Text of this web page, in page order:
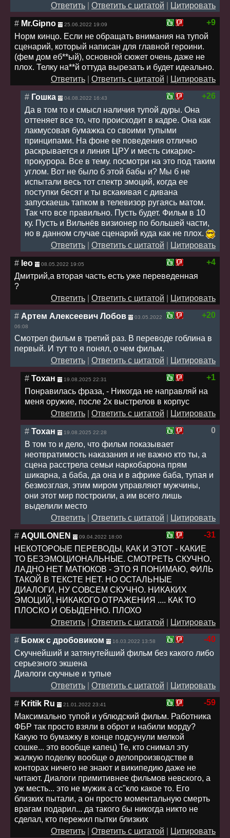
Ответить
Ответить с цитатой
Цитировать
+9
# Mr.Gipno 25.06.2022 19:09
Норм кинцо. Если не обращать внимания на тупой
сценарий, который написан для главной героини.
(фем дом еб**ый), основной сюжет очень даже не
плох. Телку на**й оттуда вырезать и будет идеально.
Ответить
Ответить с цитатой
Цитировать
+26
# Гошка 04.08.2022 16:43
Да в том то и смысл наличия тупой дуры. Она
оттеняет все то, что происходит в кадре. Она как
лакмусовая бумажка со своими тупыми
принципами. На фоне ее поведения отлично
раскрывается и линия ЦРУ и месть сикарио-
прокурора. Все в тему. посмотри на это под таким
углом. Вот не было б этой бабы и? Мы б не
испытали весь тот спектр эмоций, когда ее
поступки бесят и ты вскакивая с дивана
запускаешь тапком в телевизор ругаясь матом.
Так что все правильно. Пусть будет. Фильм в 10
ку. Пусть и Вильнёв визионер по большей части,
но в данном случае сценарий куда как не плох.
Ответить
Ответить с цитатой
Цитировать
+4
# leo 08.05.2022 19:05
Дмитрий,а вторая часть есть уже переведенная
?
Ответить
Ответить с цитатой
Цитировать
+20
# Артем Алексеевич Лобов
03.05.2022
06:08
Смотрел фильм в третий раз. В переводе гоблина в
первый. И тут то я понял, о чем фильм.
Ответить
Ответить с цитатой
Цитировать
+1
# Тохан 19.08.2025 22:31
Понравилась фраза, - Никогда не направляй на
меня оружие, после 2х выстрелов в корпус
Ответить
Ответить с цитатой
Цитировать
0
# Тохан 19.08.2025 22:28
В том то и дело, что фильм показывает
неотвратимость наказания и не важно кто ты, а
сцена расстрела семьи наркобарона прям
шикарна, а баба, да она и в африке баба, тупая и
безмозглая, этим миром управляют мужчины,
они этот мир построили, а им всего лишь
выделили место
Ответить
Ответить с цитатой
Цитировать
-31
# AQUILONEN 09.04.2022 18:00
НЕКОТОРОЫЕ ПЕРЕВОДЫ, КАК И ЭТОТ - КАКИЕ
ТО БЕЗЭМОЦИОНАЛЬНЫЕ. СМОТРЕТЬ СКУЧНО.
ЛАДНО НЕТ МАТЮКОВ - ЭТО Я ПОНИМАЮ, ФИЛЬ
ТАКОЙ В ТЕКСТЕ НЕТ. НО ОСТАЛЬНЫЕ
ДИАЛОГИ, НУ СОВСЕМ СКУЧНО. НИКАКИХ
ЭМОЦИЙ, НИКАКОГО ОТРАЖЕНИЯ .... КАК ТО
ПЛОСКО И ОБЫДЕННО. ПЛОХО
Ответить
Ответить с цитатой
Цитировать
-40
# Бомж с дробовиком 16.03.2022 13:58
Скучнейший и затянутейший фильм без какого либо
серьезного экшена
Диалоги скучные и тупые
Ответить
Ответить с цитатой
Цитировать
-59
# Kritik Ru 21.01.2022 23:41
Максимально тупой и ублюдский фильм. Работника
ФБР так просто взяли в оброт и набили морду?
Какую то бумажку в конце подсунули мелкой
сошке... это вообще капец) Те, кто снимал эту
жалкую поделку вообще о делопроизводстве в
конторах ничего не знают и википедию даже не
читают. Диалоги примитивнее фильмов невского, а
уж месть... это не мужик а сс"кло какое то. Его
близких пытали, а он просто моментальную смерть
врагам подарил... да такого бы никогда никто не
сделал, кто пережил пытки близких
Ответить
Ответить с цитатой Цитировать